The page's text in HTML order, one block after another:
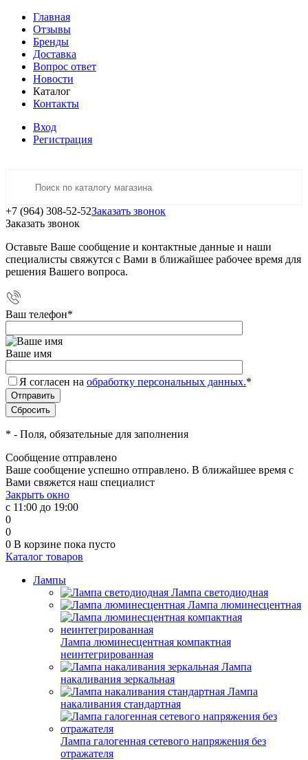
Главная
Отзывы
Бренды
Доставка
Вопрос ответ
Новости
Каталог
Контакты
Вход
Регистрация
+7 (964) 308-52-52Заказать звонок
Заказать звонок
Оставьте Ваше сообщение и контактные данные и наши
специалисты свяжутся с Вами в ближайшее рабочее время для
решения Вашего вопроса.
Ваш телефон*
Ваше имя
Я согласен на обработку персональных данных.*
* - Поля, обязательные для заполнения
Сообщение отправлено
Ваше сообщение успешно отправлено. В ближайшее время с
Вами свяжется наш специалист
Закрыть окно
с 11:00 до 19:00
0
0
0 В корзине пока пусто
Каталог товаров
Лампы
Лампа светодиодная
Лампа люминесцентная
Лампа люминесцентная компактная
неинтегрированная
Лампа
накаливания зеркальная
Лампа
накаливания стандартная
Лампа галогенная сетевого напряжения без
отражателя